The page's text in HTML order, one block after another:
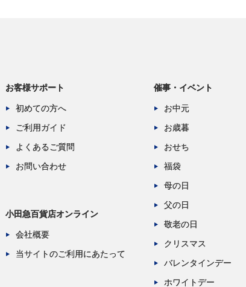
お客様サポート
初めての方へ
ご利用ガイド
よくあるご質問
お問い合わせ
小田急百貨店オンライン
会社概要
当サイトのご利用にあたって
催事・イベント
お中元
お歳暮
おせち
福袋
母の日
父の日
敬老の日
クリスマス
バレンタインデー
ホワイトデー